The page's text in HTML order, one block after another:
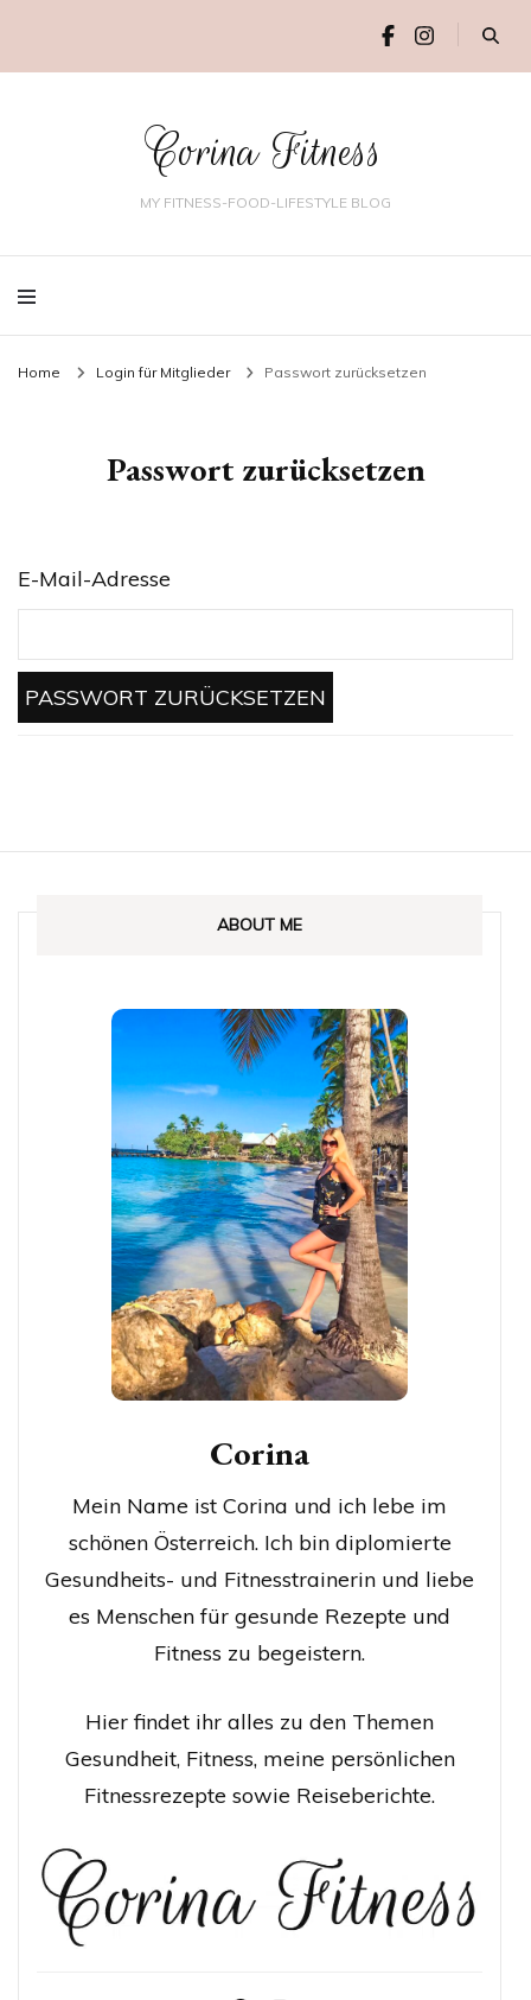
Corina Fitness
MY FITNESS-FOOD-LIFESTYLE BLOG
Home Login für Mitglieder Passwort zurücksetzen
Passwort zurücksetzen
E-Mail-Adresse
ABOUT ME
Corina
Mein Name ist Corina und ich lebe im
schönen Österreich. Ich bin diplomierte
Gesundheits- und Fitnesstrainerin und liebe
es Menschen für gesunde Rezepte und
Fitness zu begeistern.
Hier findet ihr alles zu den Themen
Gesundheit, Fitness, meine persönlichen
Fitnessrezepte sowie Reiseberichte.